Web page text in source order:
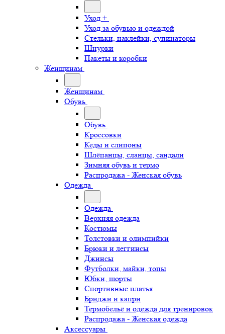
Уход +
Уход за обувью и одеждой
Стельки, наклейки, супинаторы
Шнурки
Пакеты и коробки
Женщинам
Женщинам
Обувь
Обувь
Кроссовки
Кеды и слипоны
Шлёпанцы, сланцы, сандали
Зимняя обувь и термо
Распродажа - Женская обувь
Одежда
Одежда
Верхняя одежда
Костюмы
Толстовки и олимпийки
Брюки и леггинсы
Джинсы
Футболки, майки, топы
Юбки, шорты
Спортивные платья
Бриджи и капри
Термобельё и одежда для тренировок
Распродажа - Женская одежда
Аксессуары